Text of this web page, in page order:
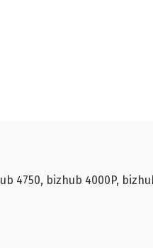
4750, bizhub 4000P,